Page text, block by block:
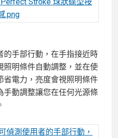
的手部行動，在手指接近時
照明條件自動調整，並在使
省電力，亮度會視照明條件
手動調整讓您在任何光源條